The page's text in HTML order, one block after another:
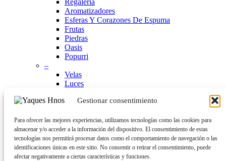
Gestionar consentimiento
Para ofrecer las mejores experiencias, utilizamos tecnologías como las cookies para
almacenar y/o acceder a la información del dispositivo. El consentimiento de estas
tecnologías nos permitirá procesar datos como el comportamiento de navegación o las
identificaciones únicas en este sitio. No consentir o retirar el consentimiento, puede
afectar negativamente a ciertas características y funciones.
Regalería
Aromatizadores
Esferas Y Corazones De Espuma
Frutas
Piedras
Oasis
Popurri
–
Velas
Luces
Paraguas
Mascotas
Navidad
Hogar
Cocina
Tappers